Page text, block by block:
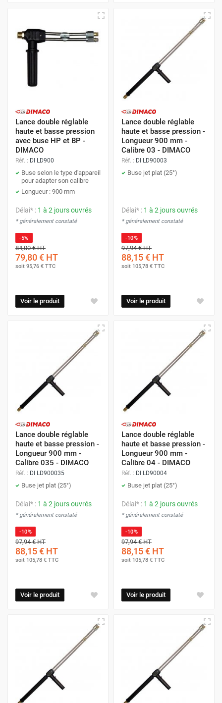
Lance double réglable
haute et basse pression
avec buse HP et BP -
DIMACO
Réf. : DI LD900
Buse selon le type d'appareil
pour adapter son calibre
Longueur : 900 mm
Délai* : 1 à 2 jours ouvrés
* généralement constaté
-5%
84,00 €HT
79,80 € HT
soit 95,76 € TTC
Voir le produit
Lance double réglable
haute et basse pression -
Longueur 900 mm -
Calibre 03 - DIMACO
Réf. : DI LD90003
Buse jet plat (25°)
Délai* : 1 à 2 jours ouvrés
* généralement constaté
-10%
97,94 €HT
88,15 € HT
soit 105,78 € TTC
Voir le produit
Lance double réglable
haute et basse pression -
Longueur 900 mm -
Calibre 035 - DIMACO
Réf. : DI LD900035
Buse jet plat (25°)
Délai* : 1 à 2 jours ouvrés
* généralement constaté
-10%
97,94 €HT
88,15 € HT
soit 105,78 € TTC
Voir le produit
Lance double réglable
haute et basse pression -
Longueur 900 mm -
Calibre 04 - DIMACO
Réf. : DI LD90004
Buse jet plat (25°)
Délai* : 1 à 2 jours ouvrés
* généralement constaté
-10%
97,94 €HT
88,15 € HT
soit 105,78 € TTC
Voir le produit